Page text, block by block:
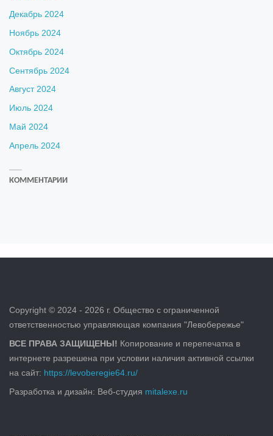
Декабрь 2024
Ноябрь 2024
Октябрь 2024
Сентябрь 2024
Август 2024
Июль 2024
Май 2024
Апрель 2024
КОММЕНТАРИИ
Copyright © 2024 - 2026 г. Общество с ограниченной
ответственностью управляющая компания "Левобережье"
ВСЕ ПРАВА ЗАЩИЩЕНЫ! Копирование и перепечатка в
интернете разрешена при условии наличия активной ссылки
на сайт: https://levoberegie64.ru/
Разработка и дизайн: Веб-студия mitalexe.ru